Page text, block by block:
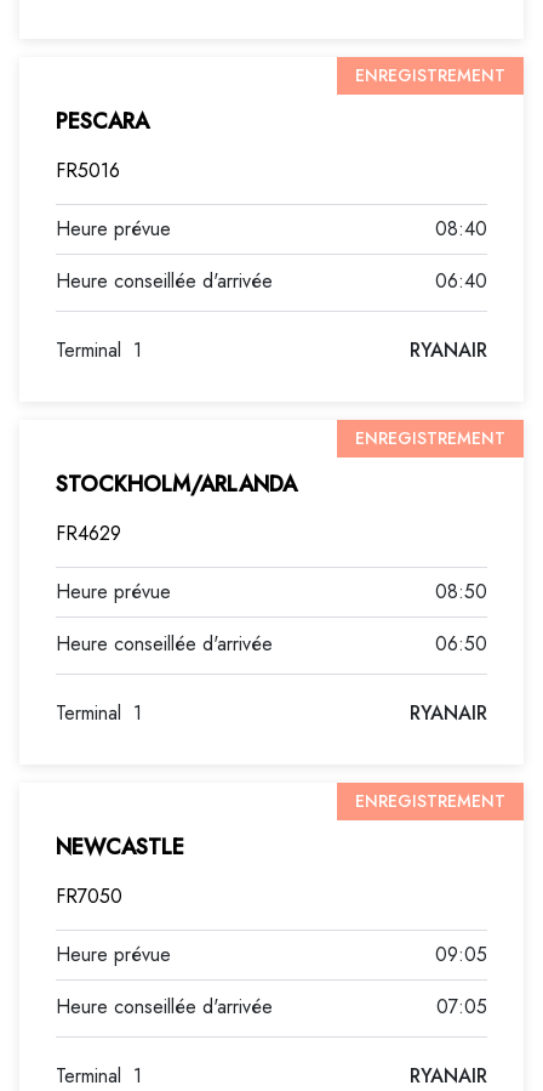
FR5016
RYANAIR
PESCARA
ENREGISTREMENT
08:40
06:40
Terminal 1
FR4629
RYANAIR
STOCKHOLM/ARLANDA
ENREGISTREMENT
08:50
06:50
Terminal 1
FR7050
RYANAIR
NEWCASTLE
ENREGISTREMENT
09:05
07:05
Terminal 1